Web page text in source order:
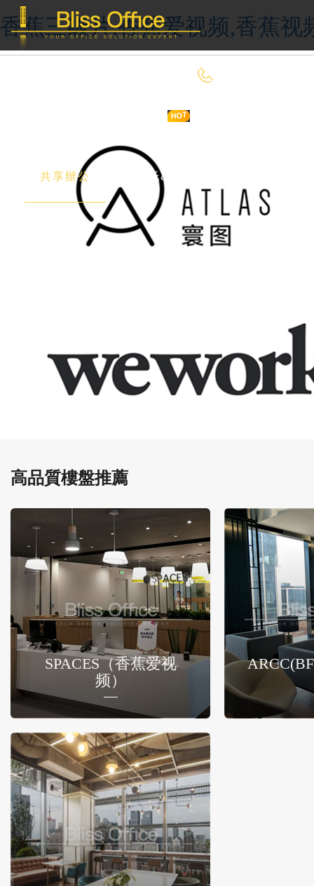
香蕉三级片,香蕉爱视频,香蕉视
共享辦公 委托&投放
高品質樓盤推薦
SPACES（香蕉爱视
频）